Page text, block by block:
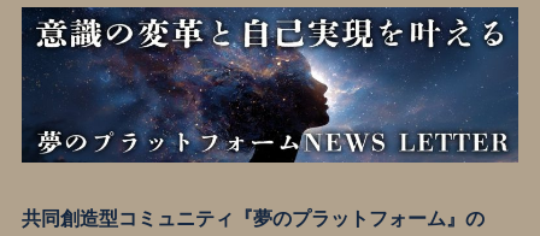
共同創造型コミュニティ『夢のプラットフォーム』の